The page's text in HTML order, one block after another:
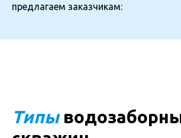
предлагаем заказчикам:
Типы